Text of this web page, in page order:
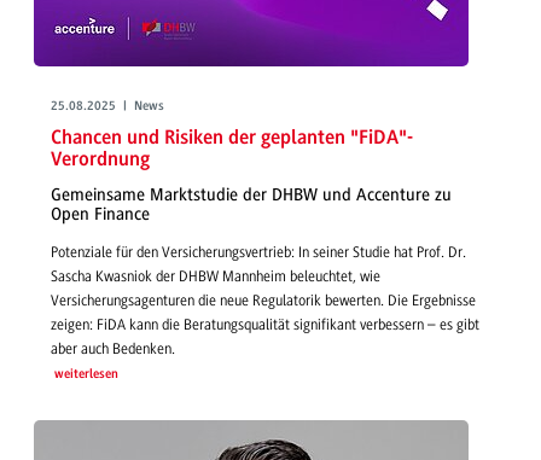
25.08.2025 | News
Chancen und Risiken der geplanten "FiDA"-
Verordnung
Gemeinsame Marktstudie der DHBW und Accenture zu
Open Finance
Potenziale für den Versicherungsvertrieb: In seiner Studie hat Prof. Dr.
Sascha Kwasniok der DHBW Mannheim beleuchtet, wie
Versicherungsagenturen die neue Regulatorik bewerten. Die Ergebnisse
zeigen: FiDA kann die Beratungsqualität signifikant verbessern – es gibt
aber auch Bedenken.
weiterlesen